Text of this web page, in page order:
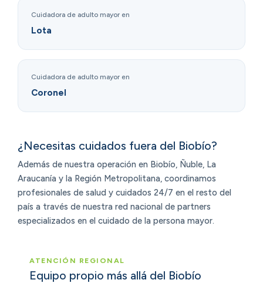
Cuidadora de adulto mayor en
Lota
Cuidadora de adulto mayor en
Coronel
¿Necesitas cuidados fuera del Biobío?
Además de nuestra operación en Biobío, Ñuble, La
Araucanía y la Región Metropolitana, coordinamos
profesionales de salud y cuidados 24/7 en el resto del
país a través de nuestra red nacional de partners
especializados en el cuidado de la persona mayor.
ATENCIÓN REGIONAL
Equipo propio más allá del Biobío